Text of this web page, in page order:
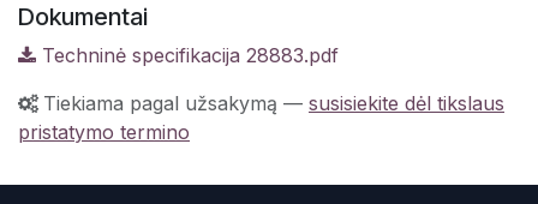
Dokumentai
Techninė specifikacija 28883.pdf
Tiekiama pagal užsakymą — susisiekite dėl tikslaus
pristatymo termino